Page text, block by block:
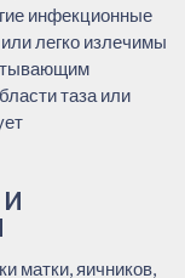
инфекционные
легко излечимы
таза или
матки, яичников,